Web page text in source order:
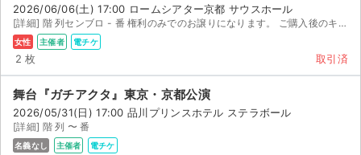
2026/06/06(土) 17:00 ロームシアター京都 サウスホール
[詳細] 階 列センブロ - 番 権利のみでのお譲りになります。 ご購入後のキャンセルはいかな...
女性 主催者 電チケ
2 枚 取引済
舞台『ガチアクタ』東京・京都公演
2026/05/31(日) 17:00 品川プリンスホテル ステラボール
[詳細] 階 列 〜 番
名義なし 主催者 電チケ